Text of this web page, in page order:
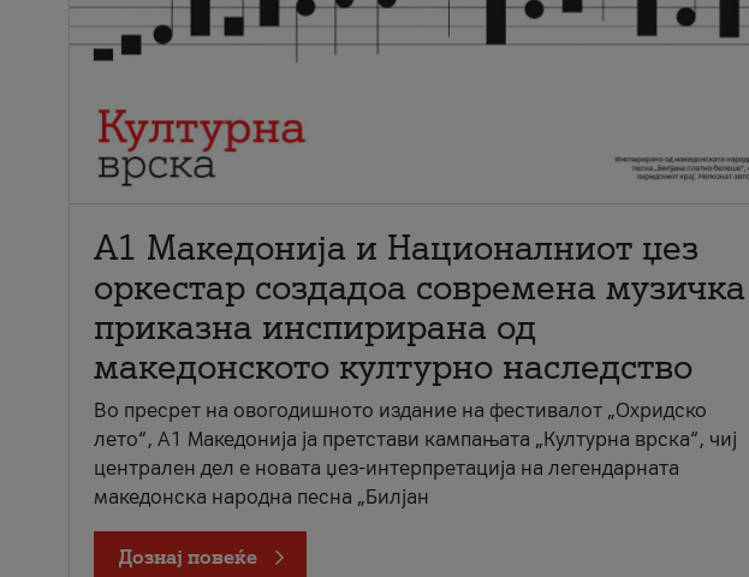
А1 Македонија и Националниот џез
оркестар создадоа современа музичка
приказна инспирирана од
македонското културно наследство
Во пресрет на овогодишното издание на фестивалот „Охридско
лето“, А1 Македонија ја претстави кампањата „Културна врска“, чиј
централен дел е новата џез-интерпретација на легендарната
македонска народна песна „Билјан
Дознај повеќе